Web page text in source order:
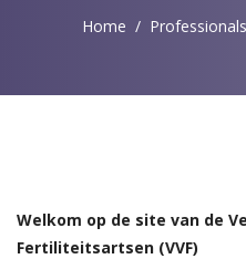
Home Professionals
Welkom op de site van de
Fertiliteitsartsen (VVF)